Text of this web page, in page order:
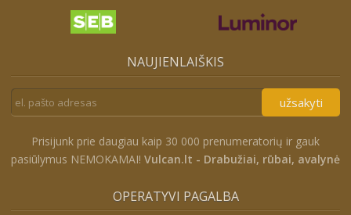
NAUJIENLAIŠKIS
užsakyti
Prisijunk prie daugiau kaip 30 000 prenumeratorių ir gauk
pasiūlymus NEMOKAMAI! Vulcan.lt - Drabužiai, rūbai, avalynė
OPERATYVI PAGALBA